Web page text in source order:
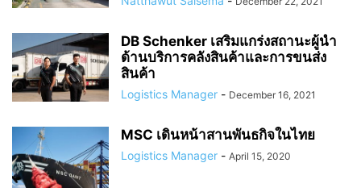
DB Schenker เสริมแกร่งสถานะผู้นำ
ด้านบริการคลังสินค้าและการขนส่ง
สินค้า
Logistics Manager - December 16, 2021
MSC เดินหน้าสานพันธกิจในไทย
Logistics Manager - April 15, 2020